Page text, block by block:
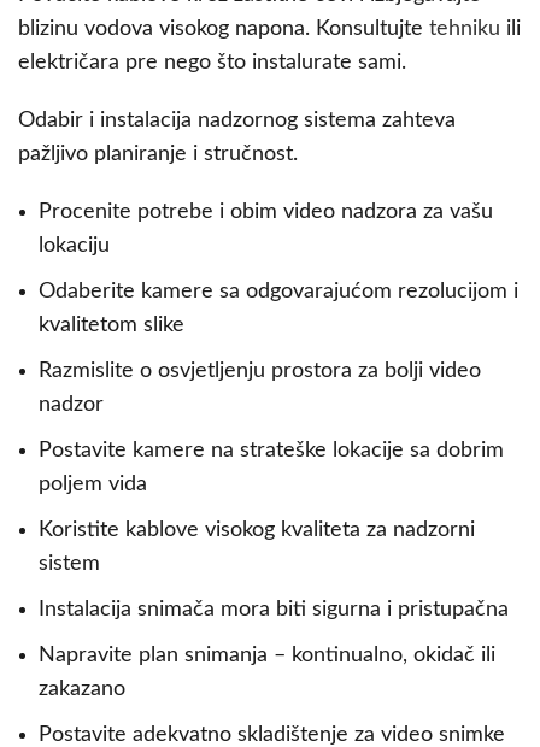
blizinu vodova visokog napona. Konsultujte tehniku ili
električara pre nego što instalurate sami.
Odabir i instalacija nadzornog sistema zahteva
pažljivo planiranje i stručnost.
Procenite potrebe i obim video nadzora za vašu
lokaciju
Odaberite kamere sa odgovarajućom rezolucijom i
kvalitetom slike
Razmislite o osvjetljenju prostora za bolji video
nadzor
Postavite kamere na strateške lokacije sa dobrim
poljem vida
Koristite kablove visokog kvaliteta za nadzorni
sistem
Instalacija snimača mora biti sigurna i pristupačna
Napravite plan snimanja – kontinualno, okidač ili
zakazano
Postavite adekvatno skladištenje za video snimke